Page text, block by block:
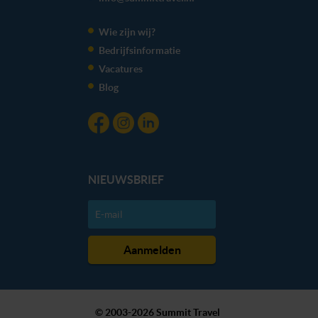
Wie zijn wij?
Bedrijfsinformatie
Vacatures
Blog
NIEUWSBRIEF
© 2003-2026 Summit Travel